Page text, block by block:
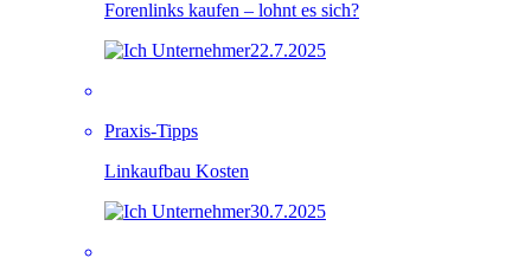
Forenlinks kaufen – lohnt es sich?
22.7.2025
Praxis-Tipps
Linkaufbau Kosten
30.7.2025